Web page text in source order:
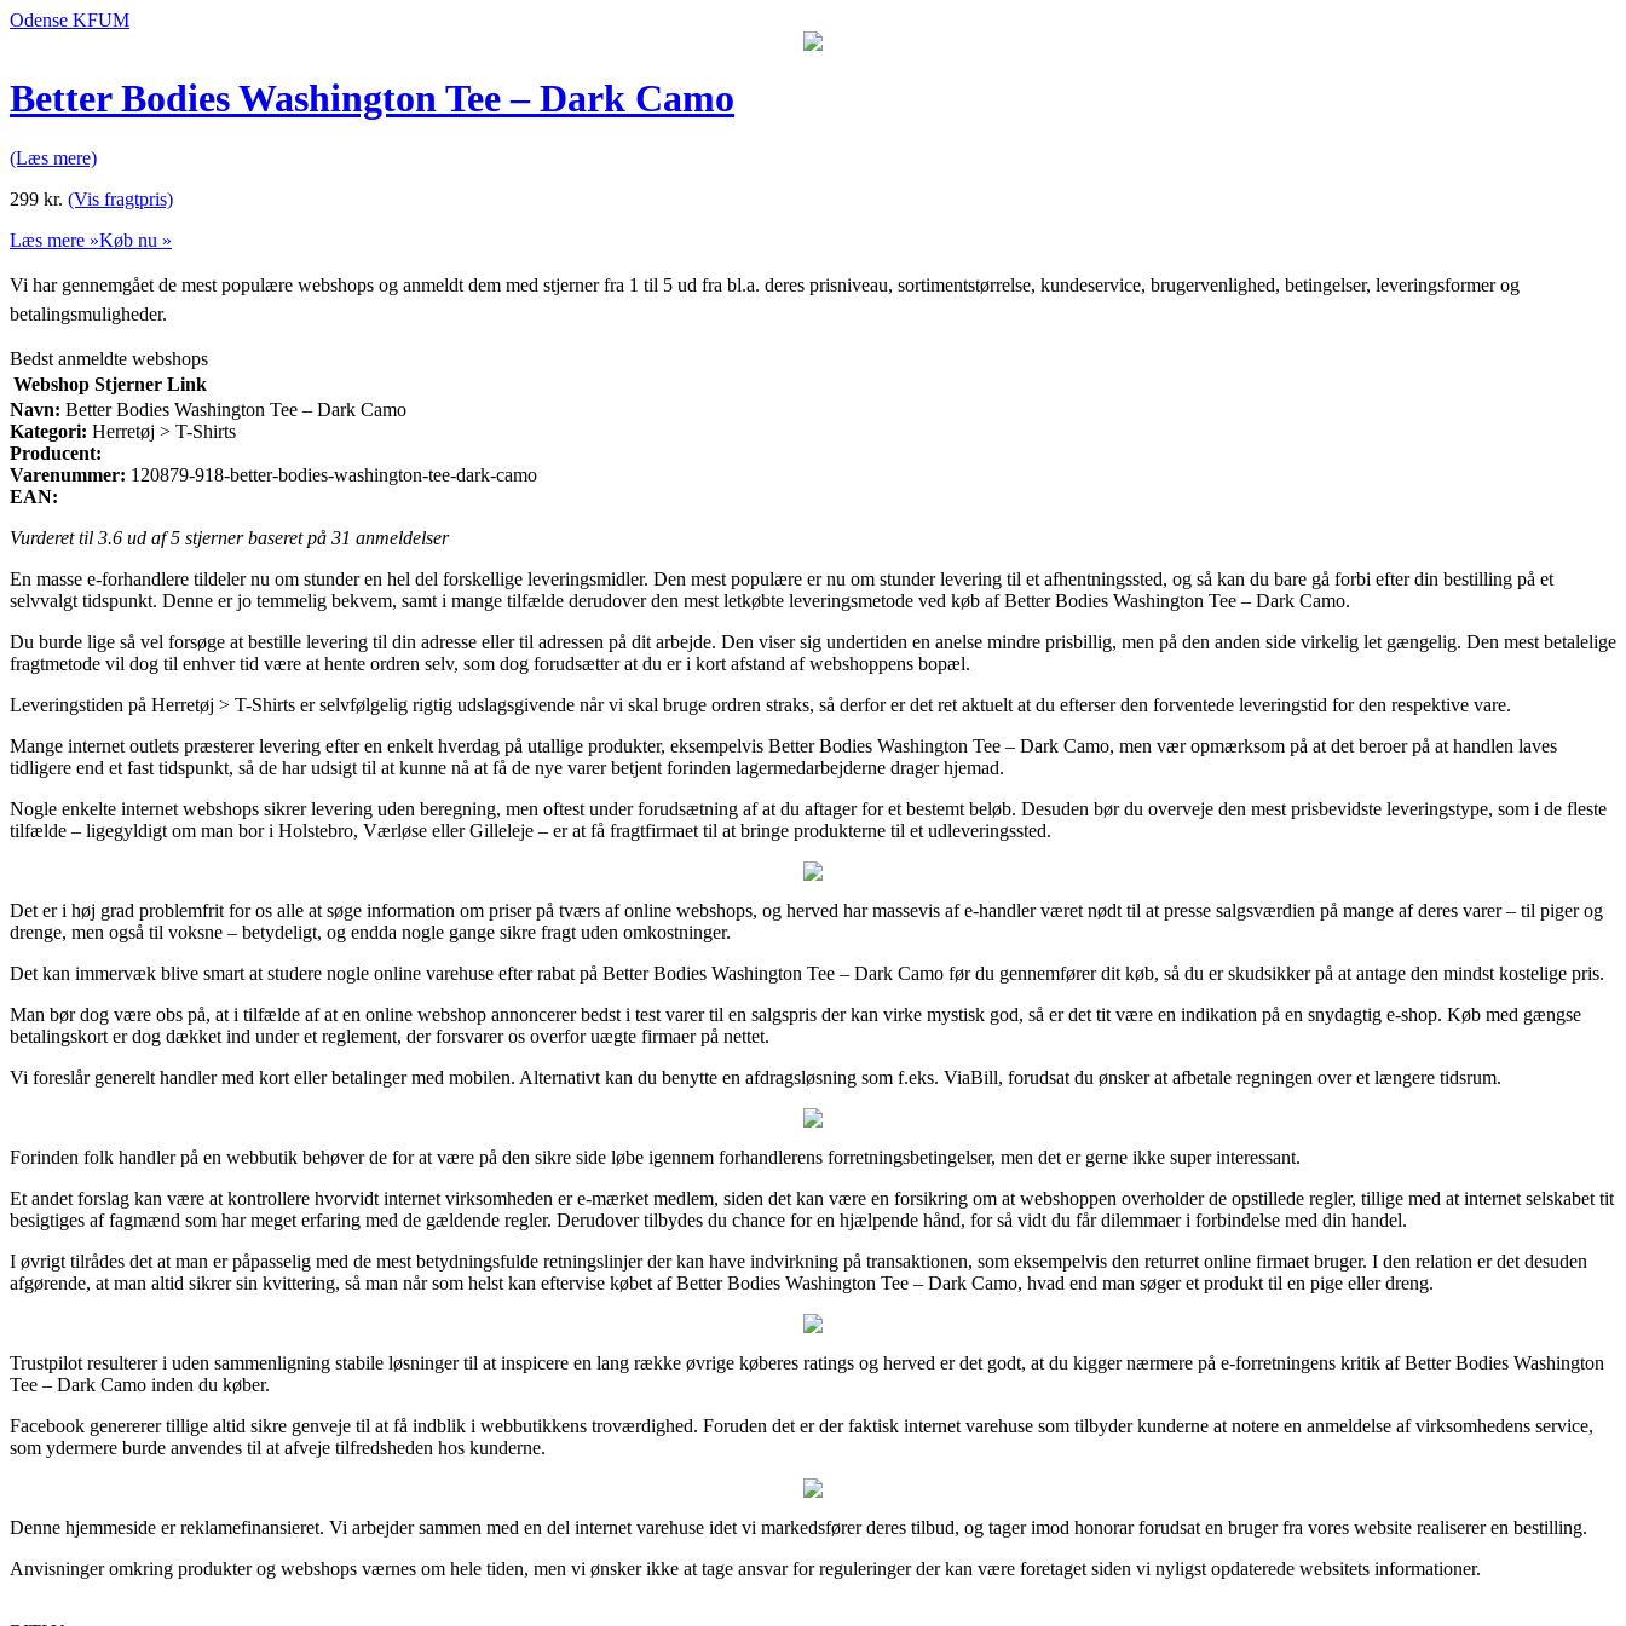
Odense KFUM
Better Bodies Washington Tee – Dark Camo
(Læs mere)
299 kr. (Vis fragtpris)
Læs mere »Køb nu »
Vi har gennemgået de mest populære webshops og anmeldt dem med stjerner fra 1 til 5 ud fra bl.a. deres prisniveau, sortimentstørrelse, kundeservice, brugervenlighed, betingelser, leveringsformer og
betalingsmuligheder.
Bedst anmeldte webshops
Webshop Stjerner Link
Navn: Better Bodies Washington Tee – Dark Camo
Kategori: Herretøj > T-Shirts
Producent:
Varenummer: 120879-918-better-bodies-washington-tee-dark-camo
EAN:
Vurderet til 3.6 ud af 5 stjerner baseret på 31 anmeldelser
En masse e-forhandlere tildeler nu om stunder en hel del forskellige leveringsmidler. Den mest populære er nu om stunder levering til et afhentningssted, og så kan du bare gå forbi efter din bestilling på et
selvvalgt tidspunkt. Denne er jo temmelig bekvem, samt i mange tilfælde derudover den mest letkøbte leveringsmetode ved køb af Better Bodies Washington Tee – Dark Camo.
Du burde lige så vel forsøge at bestille levering til din adresse eller til adressen på dit arbejde. Den viser sig undertiden en anelse mindre prisbillig, men på den anden side virkelig let gængelig. Den mest betalelige
fragtmetode vil dog til enhver tid være at hente ordren selv, som dog forudsætter at du er i kort afstand af webshoppens bopæl.
Leveringstiden på Herretøj > T-Shirts er selvfølgelig rigtig udslagsgivende når vi skal bruge ordren straks, så derfor er det ret aktuelt at du efterser den forventede leveringstid for den respektive vare.
Mange internet outlets præsterer levering efter en enkelt hverdag på utallige produkter, eksempelvis Better Bodies Washington Tee – Dark Camo, men vær opmærksom på at det beroer på at handlen laves
tidligere end et fast tidspunkt, så de har udsigt til at kunne nå at få de nye varer betjent forinden lagermedarbejderne drager hjemad.
Nogle enkelte internet webshops sikrer levering uden beregning, men oftest under forudsætning af at du aftager for et bestemt beløb. Desuden bør du overveje den mest prisbevidste leveringstype, som i de fleste
tilfælde – ligegyldigt om man bor i Holstebro, Værløse eller Gilleleje – er at få fragtfirmaet til at bringe produkterne til et udleveringssted.
Det er i høj grad problemfrit for os alle at søge information om priser på tværs af online webshops, og herved har massevis af e-handler været nødt til at presse salgsværdien på mange af deres varer – til piger og
drenge, men også til voksne – betydeligt, og endda nogle gange sikre fragt uden omkostninger.
Det kan immervæk blive smart at studere nogle online varehuse efter rabat på Better Bodies Washington Tee – Dark Camo før du gennemfører dit køb, så du er skudsikker på at antage den mindst kostelige pris.
Man bør dog være obs på, at i tilfælde af at en online webshop annoncerer bedst i test varer til en salgspris der kan virke mystisk god, så er det tit være en indikation på en snydagtig e-shop. Køb med gængse
betalingskort er dog dækket ind under et reglement, der forsvarer os overfor uægte firmaer på nettet.
Vi foreslår generelt handler med kort eller betalinger med mobilen. Alternativt kan du benytte en afdragsløsning som f.eks. ViaBill, forudsat du ønsker at afbetale regningen over et længere tidsrum.
Forinden folk handler på en webbutik behøver de for at være på den sikre side løbe igennem forhandlerens forretningsbetingelser, men det er gerne ikke super interessant.
Et andet forslag kan være at kontrollere hvorvidt internet virksomheden er e-mærket medlem, siden det kan være en forsikring om at webshoppen overholder de opstillede regler, tillige med at internet selskabet tit
besigtiges af fagmænd som har meget erfaring med de gældende regler. Derudover tilbydes du chance for en hjælpende hånd, for så vidt du får dilemmaer i forbindelse med din handel.
I øvrigt tilrådes det at man er påpasselig med de mest betydningsfulde retningslinjer der kan have indvirkning på transaktionen, som eksempelvis den returret online firmaet bruger. I den relation er det desuden
afgørende, at man altid sikrer sin kvittering, så man når som helst kan eftervise købet af Better Bodies Washington Tee – Dark Camo, hvad end man søger et produkt til en pige eller dreng.
Trustpilot resulterer i uden sammenligning stabile løsninger til at inspicere en lang række øvrige køberes ratings og herved er det godt, at du kigger nærmere på e-forretningens kritik af Better Bodies Washington
Tee – Dark Camo inden du køber.
Facebook genererer tillige altid sikre genveje til at få indblik i webbutikkens troværdighed. Foruden det er der faktisk internet varehuse som tilbyder kunderne at notere en anmeldelse af virksomhedens service,
som ydermere burde anvendes til at afveje tilfredsheden hos kunderne.
Denne hjemmeside er reklamefinansieret. Vi arbejder sammen med en del internet varehuse idet vi markedsfører deres tilbud, og tager imod honorar forudsat en bruger fra vores website realiserer en bestilling.
Anvisninger omkring produkter og webshops værnes om hele tiden, men vi ønsker ikke at tage ansvar for reguleringer der kan være foretaget siden vi nyligst opdaterede websitets informationer.